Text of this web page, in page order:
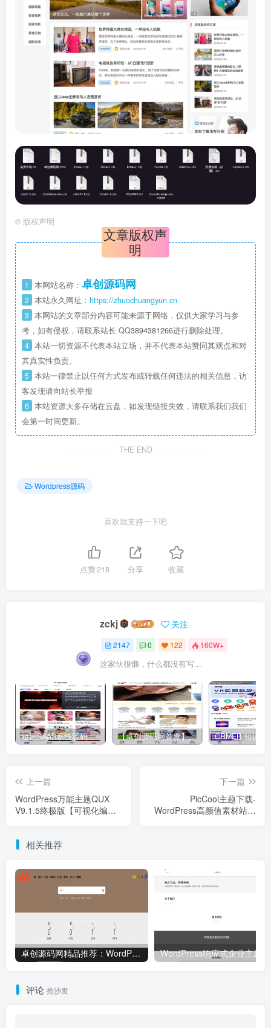
© 版权声明
文章版权声
明
1 本网站名称： 卓创源码网
2 本站永久网址： https://zhuochuangyun.cn
3 本网站的文章部分内容可能来源于网络，仅供大家学习与参
考，如有侵权，请联系站长 QQ3894381266进行删除处理。
4 本站一切资源不代表本站立场，并不代表本站赞同其观点和对
其真实性负责。
5 本站一律禁止以任何方式发布或转载任何违法的相关信息，访
客发现请向站长举报
6 本站资源大多存储在云盘，如发现链接失效，请联系我们我们
会第一时间更新。
THE END
Wordpress源码
喜欢就支持一下吧
点赞218 分享 收藏
zckj 关注
2147 0 122 160W+
这家伙很懒，什么都没有写...
短剧SAAS系统源码｜多端分销+云存储+多租户架构 【卓创源码网首发】全开源视频打赏系统源码｜双模板+代理分站+易支付对接｜API全面修复｜站长盈利利器！​
上一篇
WordPress万能主题QUX
V9.1.5终极版【可视化编
下一篇
PicCool主题下载-
WordPress高颜值素材站主
相关推荐
卓创源码网精品推荐：WordPress资源站主题源码（集成Erphpdown）｜多级VIP体系+分类付费+免签支付｜完美适配图库/视频库/资源库搭建！
评论 抢沙发